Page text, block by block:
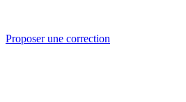
Proposer une correction